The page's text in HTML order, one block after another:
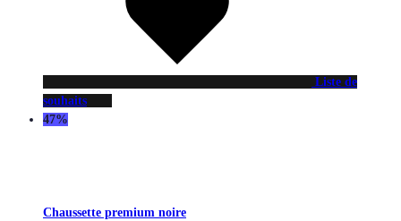
Liste de
souhaits
47%
Chaussette premium noire